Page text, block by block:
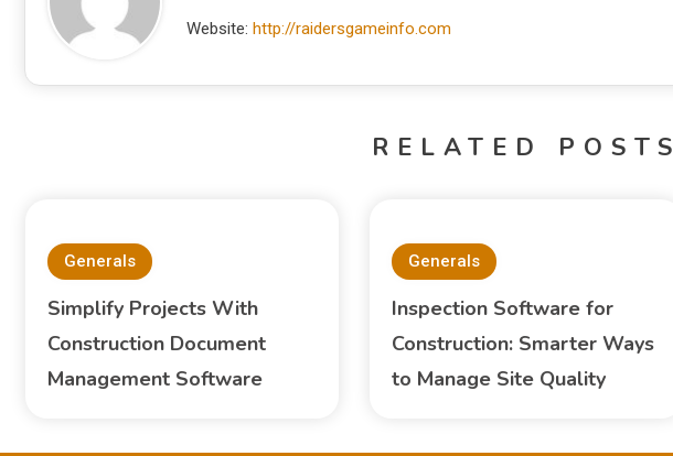
Website: http://raidersgameinfo.com
RELATED POSTS
Generals
Simplify Projects With
Construction Document
Management Software
Generals
Inspection Software for
Construction: Smarter Ways
to Manage Site Quality